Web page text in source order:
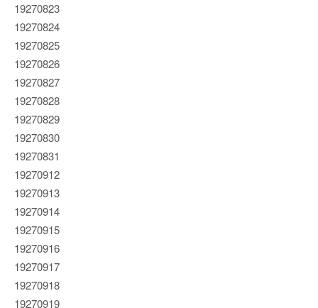
19270823
19270824
19270825
19270826
19270827
19270828
19270829
19270830
19270831
19270912
19270913
19270914
19270915
19270916
19270917
19270918
19270919